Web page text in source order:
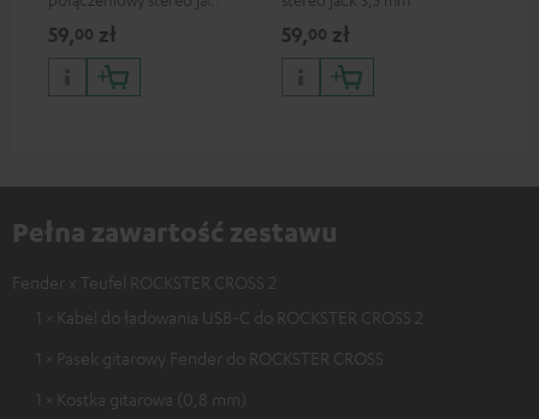
59,00 zł 59,00 zł
Pełna zawartość zestawu
Fender x Teufel ROCKSTER CROSS 2
1 × Kabel do ładowania USB-C do ROCKSTER CROSS 2
1 × Pasek gitarowy Fender do ROCKSTER CROSS
1 × Kostka gitarowa (0,8 mm)